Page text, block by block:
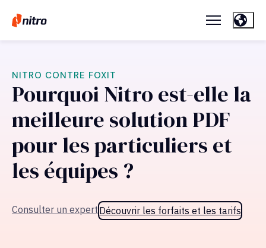
NITRO CONTRE FOXIT
Pourquoi Nitro est-elle la
meilleure solution PDF
pour les particuliers et
les équipes ?
Consulter un expert Découvrir les forfaits et les tarifs